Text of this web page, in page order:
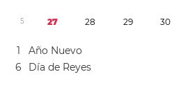
5 27 28 29 30
1
Año Nuevo
6
Día de Reyes